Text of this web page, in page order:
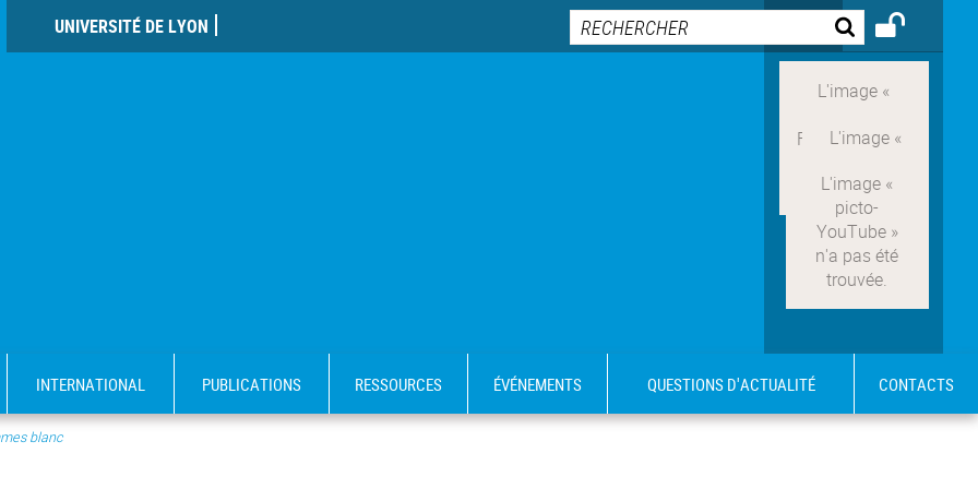
UNIVERSITÉ DE LYON
INTERNATIONAL PUBLICATIONS RESSOURCES ÉVÉNEMENTS QUESTIONS D'ACTUALITÉ CONTACTS
blanc